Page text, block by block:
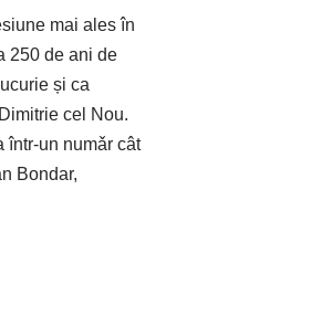
mai ales în
250 de ani de
și ca
cel Nou.
într-un numǎr cât
Bondar,